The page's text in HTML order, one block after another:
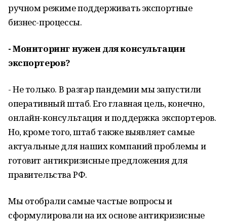
ручном режиме поддерживать экспортные
бизнес-процессы.
- Мониторинг нужен для консультации
экспортеров?
- Не только. В разгар пандемии мы запустили
оперативный штаб. Его главная цель, конечно,
онлайн-консультация и поддержка экспортеров.
Но, кроме того, штаб также выявляет самые
актуальные для наших компаний проблемы и
готовит антикризисные предложения для
правительства РФ.
Мы отобрали самые частые вопросы и
сформулировали на их основе антикризисные